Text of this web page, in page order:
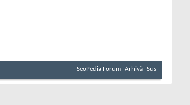
SeoPedia Forum Arhivă Sus